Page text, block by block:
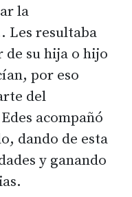
la
Les resultaba
su hija o hijo
por eso
del
acompañó
dando de esta
y ganando